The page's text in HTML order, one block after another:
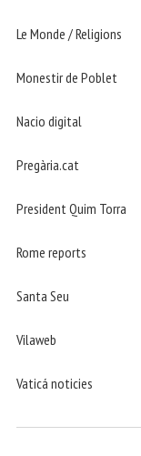
Le Monde / Religions
Monestir de Poblet
Nacio digital
Pregària.cat
President Quim Torra
Rome reports
Santa Seu
Vilaweb
Vaticá noticies